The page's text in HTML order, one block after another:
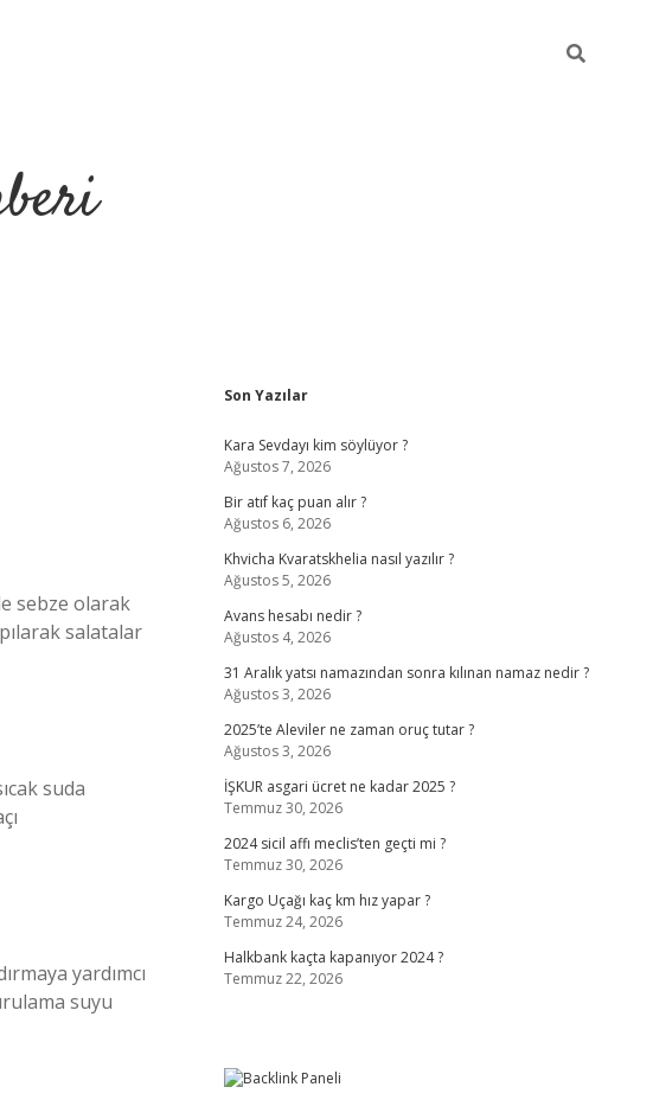
sebze olarak
salatalar
suda
yardımcı
suyu
Sidebar
Son Yazılar
Kara Sevdayı kim söylüyor ?
Ağustos 7, 2026
Bir atıf kaç puan alır ?
Ağustos 6, 2026
Khvicha Kvaratskhelia nasıl yazılır ?
Ağustos 5, 2026
Avans hesabı nedir ?
Ağustos 4, 2026
31 Aralık yatsı namazından sonra kılınan namaz nedir ?
Ağustos 3, 2026
2025’te Aleviler ne zaman oruç tutar ?
Ağustos 3, 2026
İŞKUR asgari ücret ne kadar 2025 ?
Temmuz 30, 2026
2024 sicil affı meclis’ten geçti mi ?
Temmuz 30, 2026
Kargo Uçağı kaç km hız yapar ?
Temmuz 24, 2026
Halkbank kaçta kapanıyor 2024 ?
Temmuz 22, 2026